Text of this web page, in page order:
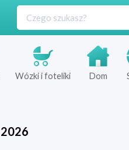
Wózki i foteliki Dom
2026